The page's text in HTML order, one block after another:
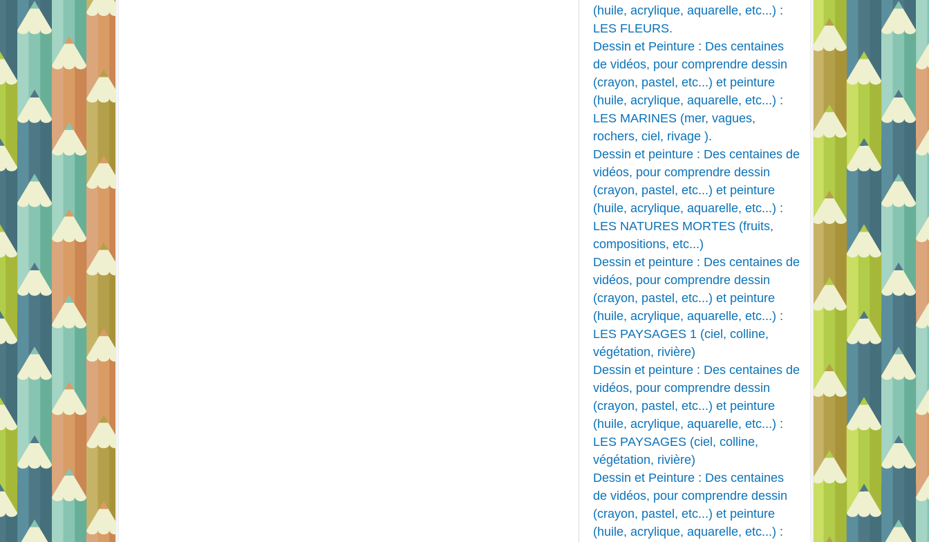
(huile, acrylique, aquarelle, etc...) :
LES FLEURS.
Dessin et Peinture : Des centaines
de vidéos, pour comprendre dessin
(crayon, pastel, etc...) et peinture
(huile, acrylique, aquarelle, etc...) :
LES MARINES (mer, vagues,
rochers, ciel, rivage ).
Dessin et peinture : Des centaines de
vidéos, pour comprendre dessin
(crayon, pastel, etc...) et peinture
(huile, acrylique, aquarelle, etc...) :
LES NATURES MORTES (fruits,
compositions, etc...)
Dessin et peinture : Des centaines de
vidéos, pour comprendre dessin
(crayon, pastel, etc...) et peinture
(huile, acrylique, aquarelle, etc...) :
LES PAYSAGES 1 (ciel, colline,
végétation, rivière)
Dessin et peinture : Des centaines de
vidéos, pour comprendre dessin
(crayon, pastel, etc...) et peinture
(huile, acrylique, aquarelle, etc...) :
LES PAYSAGES (ciel, colline,
végétation, rivière)
Dessin et Peinture : Des centaines
de vidéos, pour comprendre dessin
(crayon, pastel, etc...) et peinture
(huile, acrylique, aquarelle, etc...) :